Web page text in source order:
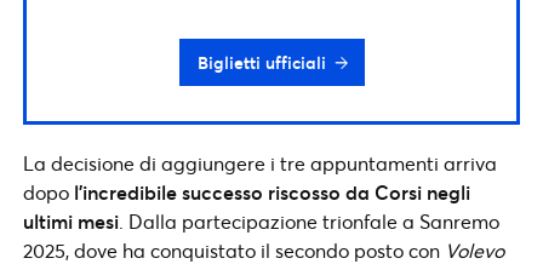
Biglietti ufficiali
La decisione di aggiungere i tre appuntamenti arriva
dopo l’incredibile successo riscosso da Corsi negli
ultimi mesi . Dalla partecipazione trionfale a Sanremo
2025, dove ha conquistato il secondo posto con Volevo